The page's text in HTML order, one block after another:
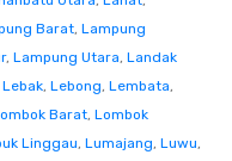
Barat, Lampung
, Lampung Utara, Landak
Lebak, Lebong, Lembata,
Barat, Lombok
Linggau, Lumajang, Luwu,